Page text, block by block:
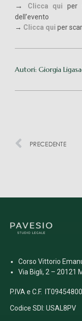
→ Clicca qui
per
dell’evento
→ Clicca qui per
Autori: Giorgia
PRECEDENTE
Corso Vittorio
Via Bigli, 2 – 20121
P.IVA e C.F.
Codice SDI: USAL8PV